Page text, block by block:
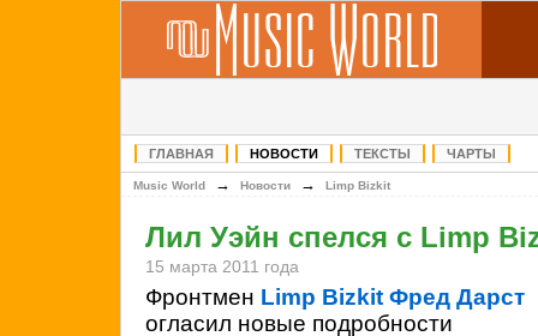
ГЛАВНАЯ НОВОСТИ ТЕКСТЫ ЧАРТЫ
Music World → Новости → Limp Bizkit
Лил Уэйн спелся с Limp
15 марта 2011 года
Фронтмен Limp Bizkit Фред Дарст
огласил новые подробности